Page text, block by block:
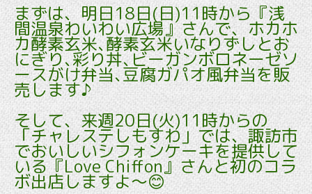
まずは、明日18日(日)11時から『浅
間温泉わいわい広場』さんで、ホカホ
カ酵素玄米､酵素玄米いなりずしとお
にぎり､彩り丼､ビーガンボロネーゼソ
ースがけ弁当､豆腐ガパオ風弁当を販
売します♪
そして、来週20日(火)11時からの
「チャレステしもすわ」では、諏訪市
でおいしいシフォンケーキを提供して
いる『Love Chiffon』さんと初のコラ
ボ出店しますよ～😊